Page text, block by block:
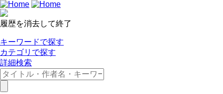
履歴を消去して終了
キーワードで探す
カテゴリで探す
詳細検索